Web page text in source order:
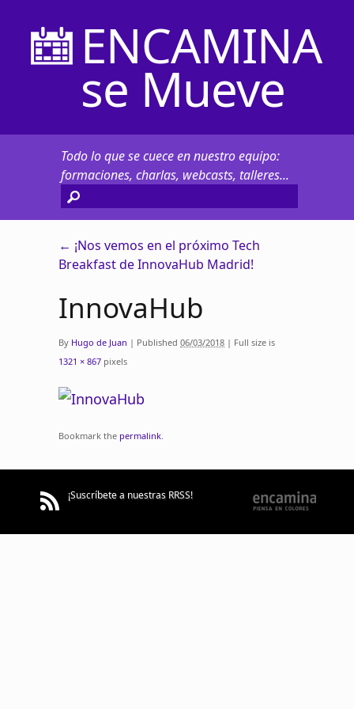
ENCAMINA
se Mueve
Todo lo que se cuece en nuestro equipo:
formaciones, charlas, webcasts, talleres...
← ¡Nos vemos en el próximo Tech
Breakfast de InnovaHub Madrid!
InnovaHub
By Hugo de Juan | Published 06/03/2018 | Full size is
1321 × 867 pixels
Bookmark the permalink
¡Suscríbete a nuestras RRSS!